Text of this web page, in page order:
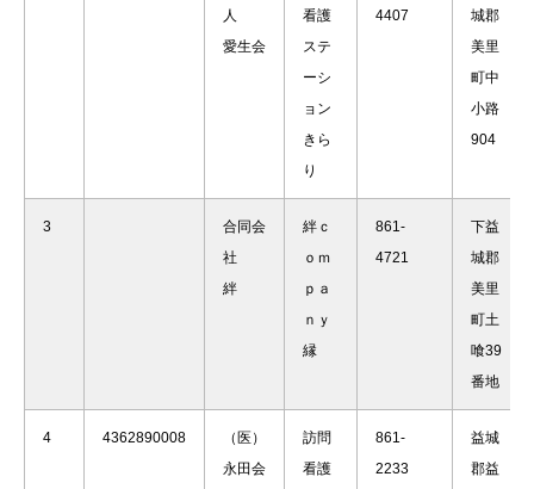
人
愛生会
看護
ステ
ーシ
ョン
きら
り
4407
城郡
美里
町中
小路
904
3
合同会
社
絆
絆ｃ
ｏｍ
ｐａ
ｎｙ
縁
861-
4721
下益
城郡
美里
町土
喰39
番地
4 4362890008
（医）
永田会
訪問
看護
861-
2233
益城
郡益